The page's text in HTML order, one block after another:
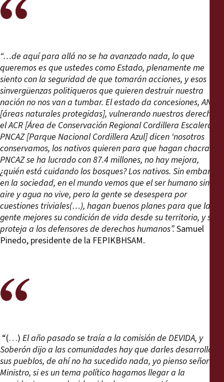
“…de aquí para allá no se ha avanzado nada, lo que
queremos es que ustedes como Estado, plenamente me
siento con la seguridad de que tomarán acciones, y esos
sinvergüenzas politiqueros que quieren destruir nuestra
nación no nos van a tumbar. El estado da concesiones, ANP
[áreas naturales protegidas], vulnerando nuestros derechos,
el ACR [Área de Conservación Regional Cordillera Escalera] y
PNCAZ [Parque Nacional Cordillera Azul]dicen ‘nosotros
conservamos, los nativos quieren para que hagan chacra.’ El
PNCAZ se ha lucrado con 87.4 millones, no hay mejora,
¿quién está cuidando los bosques? Los nativos. Sin embargo,
en la sociedad, en el mundo vemos que el ser humano sin
aire y agua no vive, pero la gente se desespera por
cuestiones triviales(…), hagan buenos planes para que la
gente mejores su condición de vida desde su territorio, y se
proteja a los defensores de derechos humanos”.Samuel
Pinedo, presidente de la FEPIKBHSAM.
“(…) El año pasado se traía a la comisión de DEVIDA, y
Soberón dijo a las comunidades hay que darles desarrollo en
sus pueblos, de ahí no ha sucedido nada, yo pienso señor
Ministro, si es un tema político hagamos llegar a la